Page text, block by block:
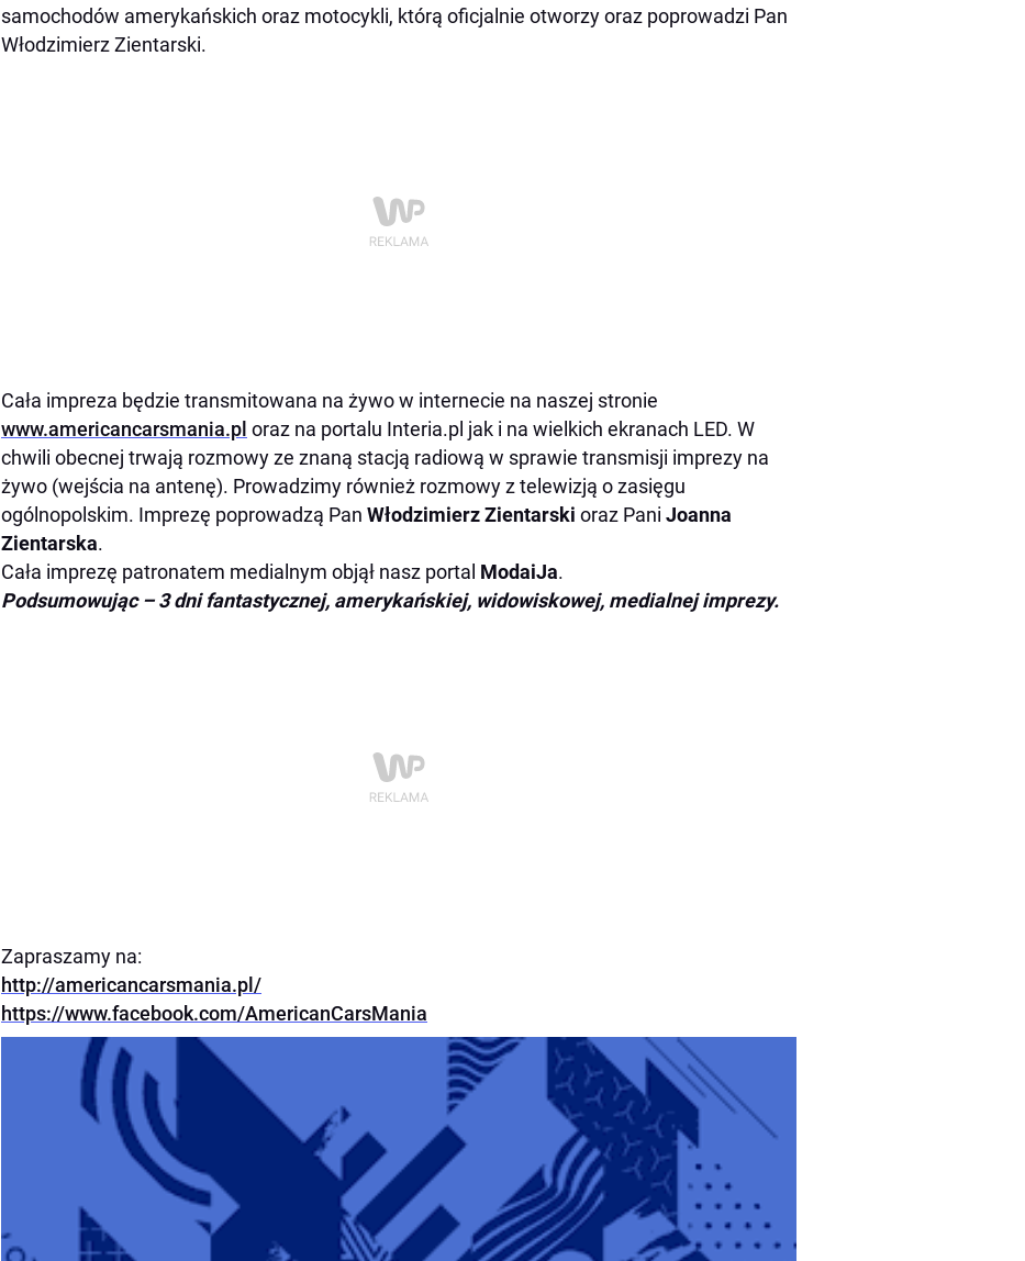
samochodów amerykańskich oraz motocykli, którą oficjalnie otworzy oraz poprowadzi Pan
Włodzimierz Zientarski.
Cała impreza będzie transmitowana na żywo w internecie na naszej stronie
www.americancarsmania.pl oraz na portalu Interia.pl jak i na wielkich ekranach LED. W
chwili obecnej trwają rozmowy ze znaną stacją radiową w sprawie transmisji imprezy na
żywo (wejścia na antenę). Prowadzimy również rozmowy z telewizją o zasięgu
ogólnopolskim. Imprezę poprowadzą Pan Włodzimierz Zientarski oraz Pani Joanna
Zientarska.
Cała imprezę patronatem medialnym objął nasz portal ModaiJa.
Podsumowując – 3 dni fantastycznej, amerykańskiej, widowiskowej, medialnej imprezy.
Zapraszamy na:
http://americancarsmania.pl/
https://www.facebook.com/AmericanCarsMania